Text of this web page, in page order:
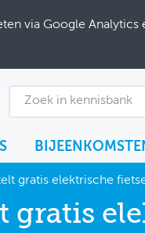
via Google Analytics
Zoek in kennisbank
gratis elektrische
gratis